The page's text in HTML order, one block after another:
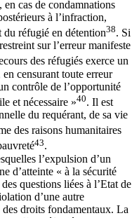
cas de condamnations
à l’infraction,
du réfugié en détention38. Si
sur l’erreur manifeste
des réfugiés exerce un
censurant toute erreur
contrôle de l’opportunité
et nécessaire »40. Il est
du requérant, de sa vie
des raisons humanitaires
43.
l’expulsion d’un
d’atteinte « à la sécurité
questions liées à l’Etat de
d’une autre
droits fondamentaux. La